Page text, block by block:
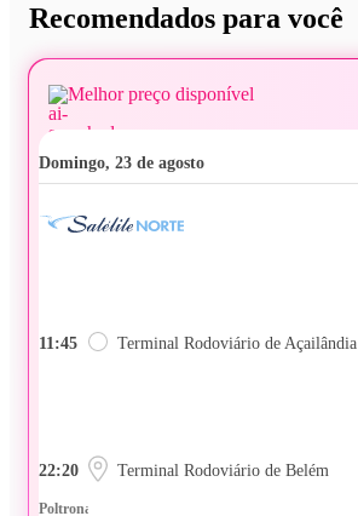
Recomendados para você
Melhor preço disponível
domingo, 23 de agosto
11:45 Terminal Rodoviário de Açailândia
22:20 Terminal Rodoviário de Belém
Poltrona